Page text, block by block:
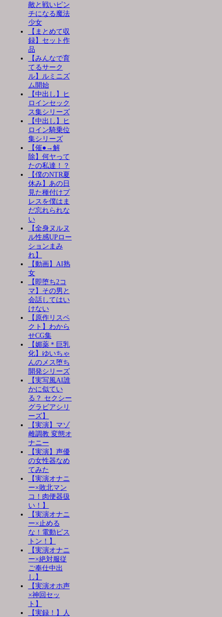
敵と戦いピン
チになる魔法
少女
【まとめて収
録】セット作
品
【みんなで育
てるサーク
ル】ルミニズ
ム開始
【中出し】ヒ
ロインセック
ス集シリーズ
【中出し】ヒ
ロイン騎乗位
集シリーズ
【催●→解
除】何ヤって
たの私達！？
【僕のNTR夏
休み】あの日
見た種付けプ
レスを僕はま
だ忘れられな
い
【全身ヌルヌ
ル性感UPロー
ションまみ
れ】
【動画】AI熟
女
【即堕ち2コ
マ】その男と
会話してはい
けない
【原作リスペ
クト】わから
せCG集
【媚薬＊巨乳
化】ゆいちゃ
んのメス堕ち
開発シリーズ
【実写風AI誰
かに似てい
る？ セクシー
グラビアシリ
ーズ】
【実演】マゾ
雌調教 変態オ
ナニー
【実演】声優
の女性器なめ
てみた
【実演オナニ
ー×敗北マン
コ！肉便器扱
い！】
【実演オナニ
ー×止める
な！電動ピス
トン！】
【実演オナニ
ー×絶対服従
ご奉仕中出
し】
【実演オホ声
×神回セッ
ト】
【実録！】人